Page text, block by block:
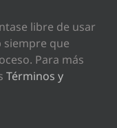
libre de usar
siempre que
Para más
Términos y